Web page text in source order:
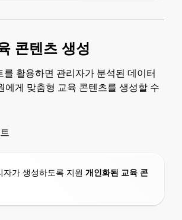
콘텐츠 생성
활용하면 관리자가 분석된 데이터
에게 맞춤형 교육 콘텐츠를 생성할 수
자가 생성하도록 지원 개인화된 교육 콘